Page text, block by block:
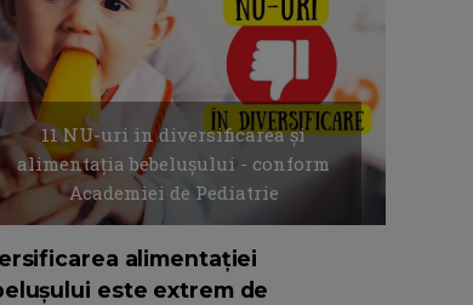
11 NU-uri in diversificarea și
alimentația bebelușului - conform
Academiei de Pediatrie
alimentației
este extrem de